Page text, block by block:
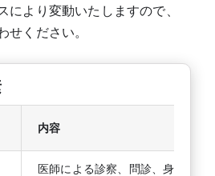
により変動いたしますので、
せください。
内容
医師による診察、問診、身体測定